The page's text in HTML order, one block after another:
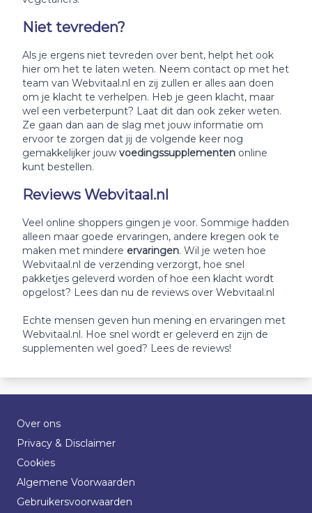
Niet tevreden?
Als je ergens niet tevreden over bent, helpt het ook
hier om het te laten weten. Neem contact op met het
team van Webvitaal.nl en zij zullen er alles aan doen
om je klacht te verhelpen. Heb je geen klacht, maar
wel een verbeterpunt? Laat dit dan ook zeker weten.
Ze gaan dan aan de slag met jouw informatie om
ervoor te zorgen dat jij de volgende keer nog
gemakkelijker jouw voedingssupplementen online
kunt bestellen.
Reviews Webvitaal.nl
Veel online shoppers gingen je voor. Sommige hadden
alleen maar goede ervaringen, andere kregen ook te
maken met mindere ervaringen. Wil je weten hoe
Webvitaal.nl de verzending verzorgt, hoe snel
pakketjes geleverd worden of hoe een klacht wordt
opgelost? Lees dan nu de reviews over Webvitaal.nl
Echte mensen geven hun mening en ervaringen met
Webvitaal.nl. Hoe snel wordt er geleverd en zijn de
supplementen wel goed? Lees de reviews!
Over ons
Privacy & Disclaimer
Cookies
Algemene Voorwaarden
Gebruikersvoorwaarden